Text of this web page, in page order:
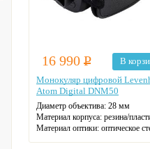
16 990 Р
В
Монокуляр цифровой
Atom Digital DNM50
Диаметр объектива: 28 мм
Материал корпуса: резина/
Материал оптики: оптическое